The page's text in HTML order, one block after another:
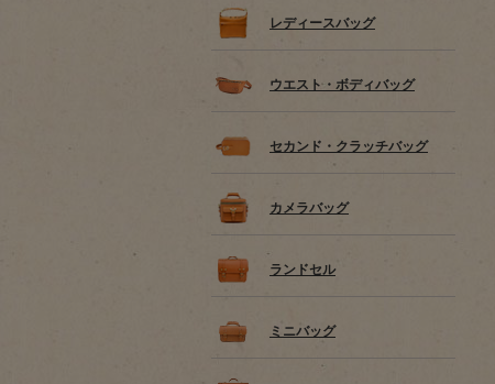
レディースバッグ
ウエスト・ボディバッグ
セカンド・クラッチバッグ
カメラバッグ
ランドセル
ミニバッグ